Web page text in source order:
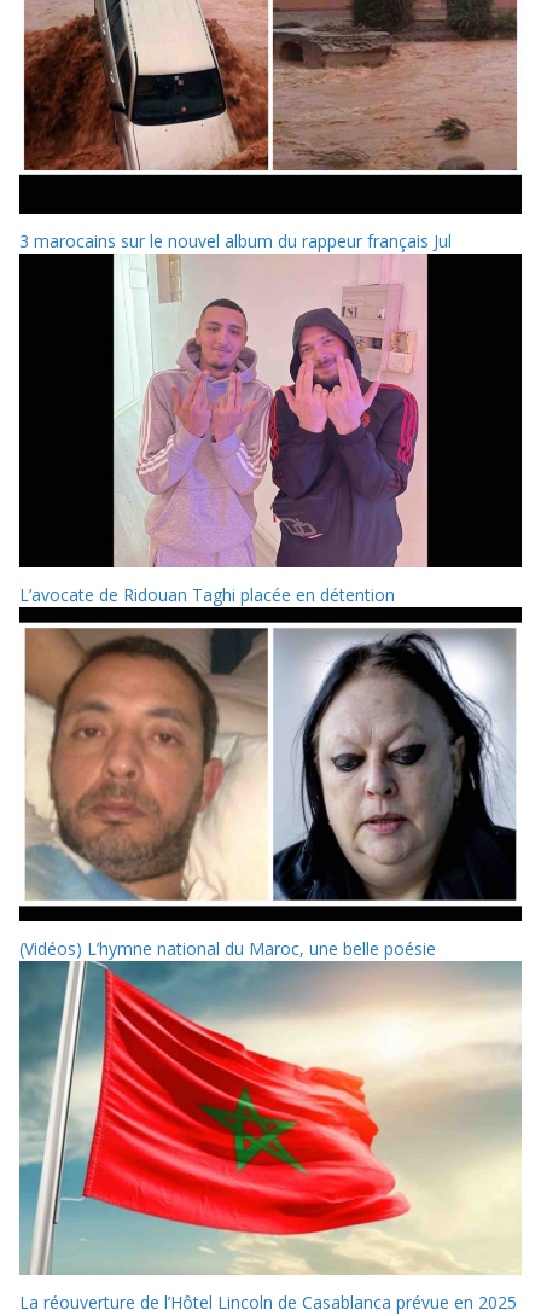
3 marocains sur le nouvel album du rappeur français Jul
L’avocate de Ridouan Taghi placée en détention
(Vidéos) L’hymne national du Maroc, une belle poésie
La réouverture de l’Hôtel Lincoln de Casablanca prévue en 2025